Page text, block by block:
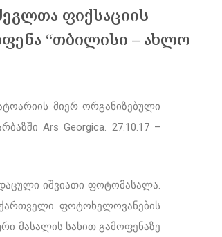
ფიქსაციის
“თბილისი – ახლო
მიერ ორგანიზებული
Ars Georgica. 27.10.17 –
იშვიათი ფოტომასალა.
ქართველი ფოტოხელოვანების
მასალის სახით გამოფენაზე